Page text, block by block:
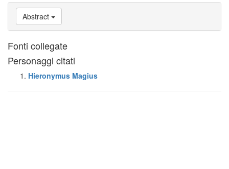
Abstract
Fonti collegate
Personaggi citati
Hieronymus Magius